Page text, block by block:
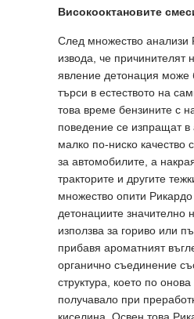
Високооктановите
След множество анализи
извода, че причинителят
явление детонация може
търси в естеството на
това време бензините с
поведение се изпращат в
малко по-ниско качество
за автомобилите, а
тракторите и другите
множество опити
детонациите значително
използва за гориво или
прибавя ароматният
органично съединение
структура, което по
получавало при